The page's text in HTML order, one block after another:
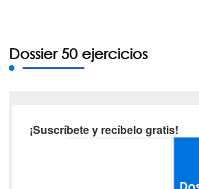
Dossier 50 ejercicios